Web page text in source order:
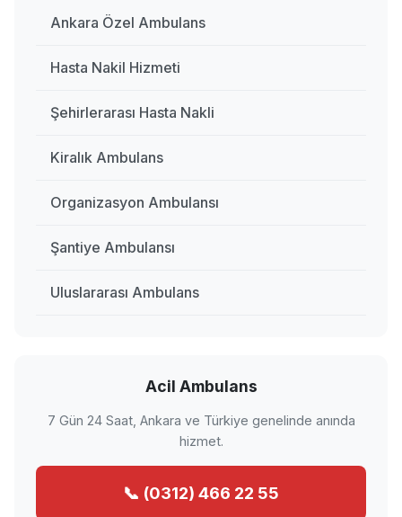
Ankara Özel Ambulans
Hasta Nakil Hizmeti
Şehirlerarası Hasta Nakli
Kiralık Ambulans
Organizasyon Ambulansı
Şantiye Ambulansı
Uluslararası Ambulans
Acil Ambulans
7 Gün 24 Saat, Ankara ve Türkiye genelinde anında
hizmet.
📞 (0312) 466 22 55